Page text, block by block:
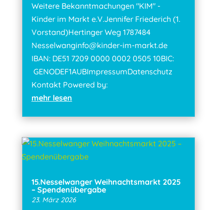
Weitere Bekanntmachungen "KIM" -
Kinder im Markt e.V.Jennifer Friederich (1.
Vorstand)Hertinger Weg 1787484
Nesselwanginfo@kinder-im-markt.de
IBAN: DE51 7209 0000 0002 0505 10BIC:
GENODEF1AUBImpressumDatenschutz
Kontakt Powered by:
mehr lesen
15.Nesselwanger Weihnachtsmarkt 2025
– Spendenübergabe
23. März 2026